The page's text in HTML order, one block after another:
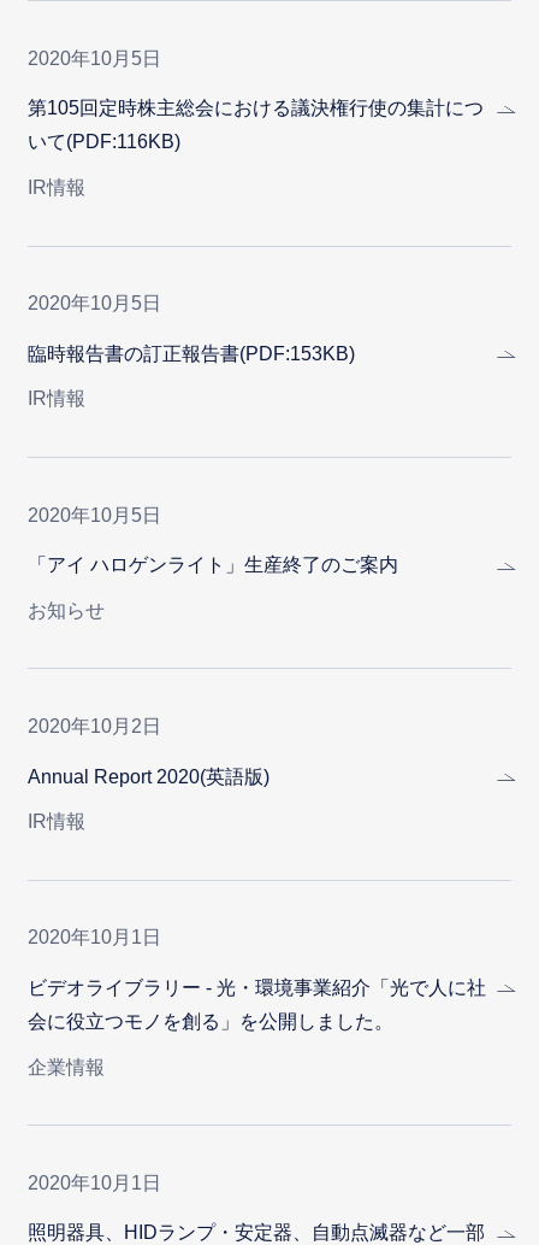
2020年10月5日
第105回定時株主総会における議決権行使の集計につ
いて(PDF:116KB)
IR情報
2020年10月5日
臨時報告書の訂正報告書(PDF:153KB)
IR情報
2020年10月5日
「アイ ハロゲンライト」生産終了のご案内
お知らせ
2020年10月2日
Annual Report 2020(英語版)
IR情報
2020年10月1日
ビデオライブラリー - 光・環境事業紹介「光で人に社
会に役立つモノを創る」を公開しました。
企業情報
2020年10月1日
照明器具、HIDランプ・安定器、自動点滅器など一部